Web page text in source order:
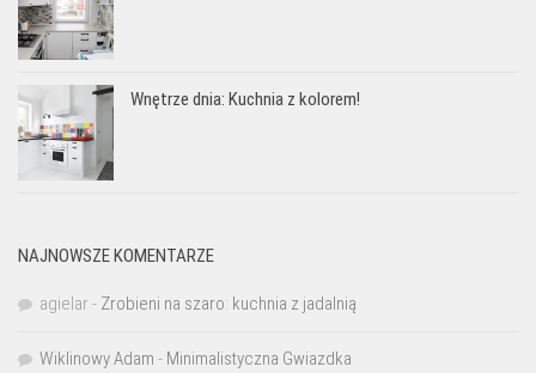
Wnętrze dnia: Kuchnia z kolorem!
NAJNOWSZE KOMENTARZE
agielar - Zrobieni na szaro: kuchnia z jadalnią
Wiklinowy Adam - Minimalistyczna Gwiazdka